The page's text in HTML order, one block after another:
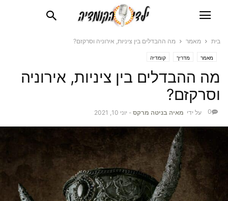
בית מאמר מה ההבדלים בין ציניות, אירוניה וסרקזם?
מאמר מדריך קומדיה
מה ההבדלים בין ציניות, אירוניה
וסרקזם?
על ידי מאיה בניטה מרקס - יוני 10, 2021 0